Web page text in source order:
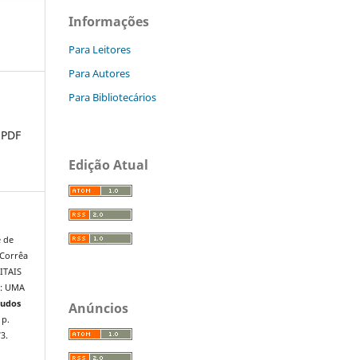
PDF
de
UMA
Informações
Para Leitores
Para Autores
Para Bibliotecários
Edição Atual
Anúncios